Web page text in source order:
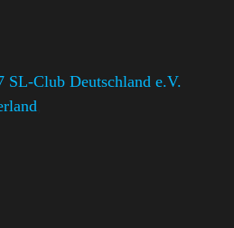
SL-Club Deutschland e.V.